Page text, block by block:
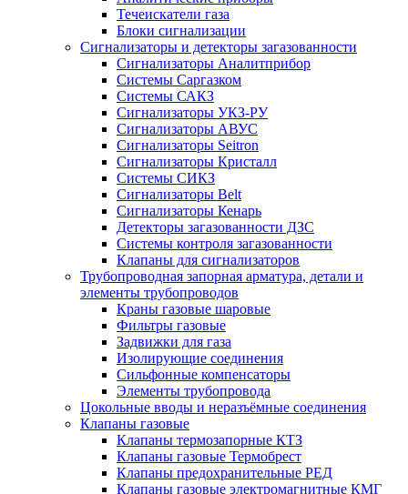
Течеискатели газа
Блоки сигнализации
Сигнализаторы и детекторы загазованности
Сигнализаторы Аналитприбор
Системы Саргазком
Системы САКЗ
Сигнализаторы УКЗ-РУ
Сигнализаторы АВУС
Сигнализаторы Seitron
Сигнализаторы Кристалл
Системы СИКЗ
Сигнализаторы Belt
Сигнализаторы Кенарь
Детекторы загазованности ДЗС
Системы контроля загазованности
Клапаны для сигнализаторов
Трубопроводная запорная арматура, детали и
элементы трубопроводов
Краны газовые шаровые
Фильтры газовые
Задвижки для газа
Изолирующие соединения
Сильфонные компенсаторы
Элементы трубопровода
Цокольные вводы и неразъёмные соединения
Клапаны газовые
Клапаны термозапорные КТЗ
Клапаны газовые Термобрест
Клапаны предохранительные РЕД
Клапаны газовые электромагнитные КМГ